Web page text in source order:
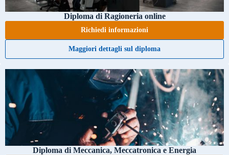
Diploma di Ragioneria online
Richiedi informazioni
Maggiori dettagli sul diploma
Diploma di Meccanica, Meccatronica e Energia